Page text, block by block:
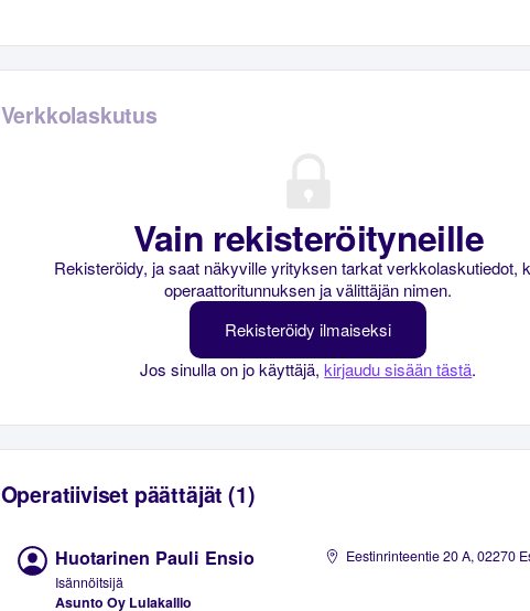
Verkkolaskutus
Vain rekisteröityneille
Rekisteröidy, ja saat näkyville yrityksen tarkat verkkolaskutiedot,
operaattoritunnuksen ja välittäjän nimen.
Rekisteröidy ilmaiseksi
Jos sinulla on jo käyttäjä,kirjaudu sisään tästä.
Operatiiviset päättäjät (1)
Huotarinen Pauli Ensio
Isännöitsijä
Asunto Oy Lulakallio
Eestinrinteentie 20 A, 02270